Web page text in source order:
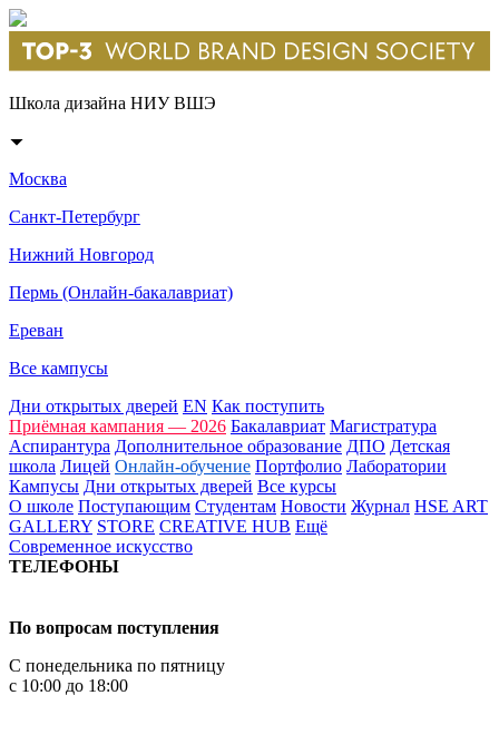
Школа дизайна НИУ ВШЭ
Москва
Санкт-Петербург
Нижний Новгород
Пермь (Онлайн-бакалавриат)
Ереван
Все кампусы
Дни открытых дверей EN Как поступить
Приёмная кампания — 2026 Бакалавриат Магистратура
Аспирантура Дополнительное образование ДПО Детская
школа Лицей Онлайн-обучение Портфолио Лаборатории
Кампусы Дни открытых дверей Все курсы
О школе Поступающим Студентам Новости Журнал HSE ART
GALLERY STORE CREATIVE HUB Ещё
Современное искусство
ТЕЛЕФОНЫ
По вопросам поступления
С понедельника по пятницу
с 10:00 до 18:00